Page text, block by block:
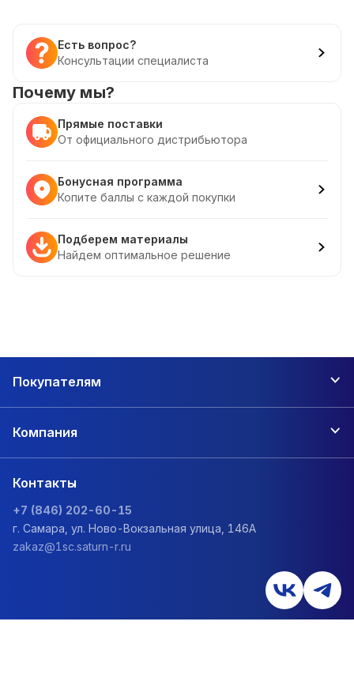
Есть вопрос?
Консультации специалиста
Почему мы?
Прямые поставки
От официального дистрибьютора
Бонусная программа
Копите баллы с каждой покупки
Подберем материалы
Найдем оптимальное решение
Покупателям
Компания
Контакты
+7 (846) 202-60-15
г. Самара, ул. Ново-Вокзальная улица, 146А
zakaz@1sc.saturn-r.ru